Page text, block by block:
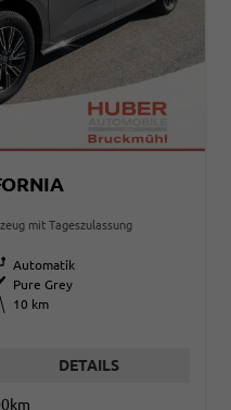
mit Tageszulassung
Automatik
Pure Grey
10 km
DETAILS